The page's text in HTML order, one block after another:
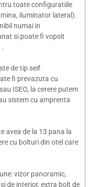
toate configuratiile
iluminator lateral).
numai in
si poate fi vopsit
de tip seif
fi prevazuta cu
ISEO, la cerere putem
sistem cu amprenta
avea de la 13 pana la
cu bolturi din otel care
vizor panoramic,
de interior, extra bolt de